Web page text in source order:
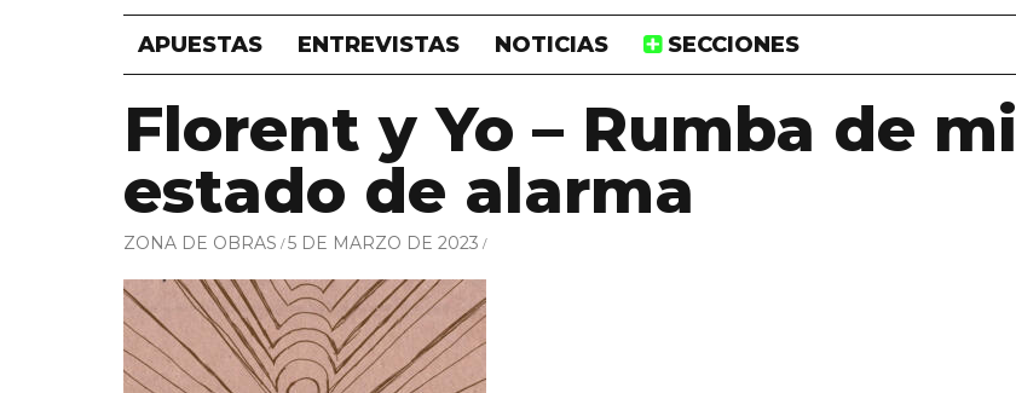
APUESTAS ENTREVISTAS NOTICIAS SECCIONES
Florent y Yo – Rumba de mi
estado de alarma
ZONA DE OBRAS 5 DE MARZO DE 2023